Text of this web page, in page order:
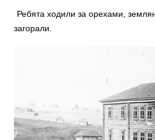
Ребята ходили за орехами,
загорали.